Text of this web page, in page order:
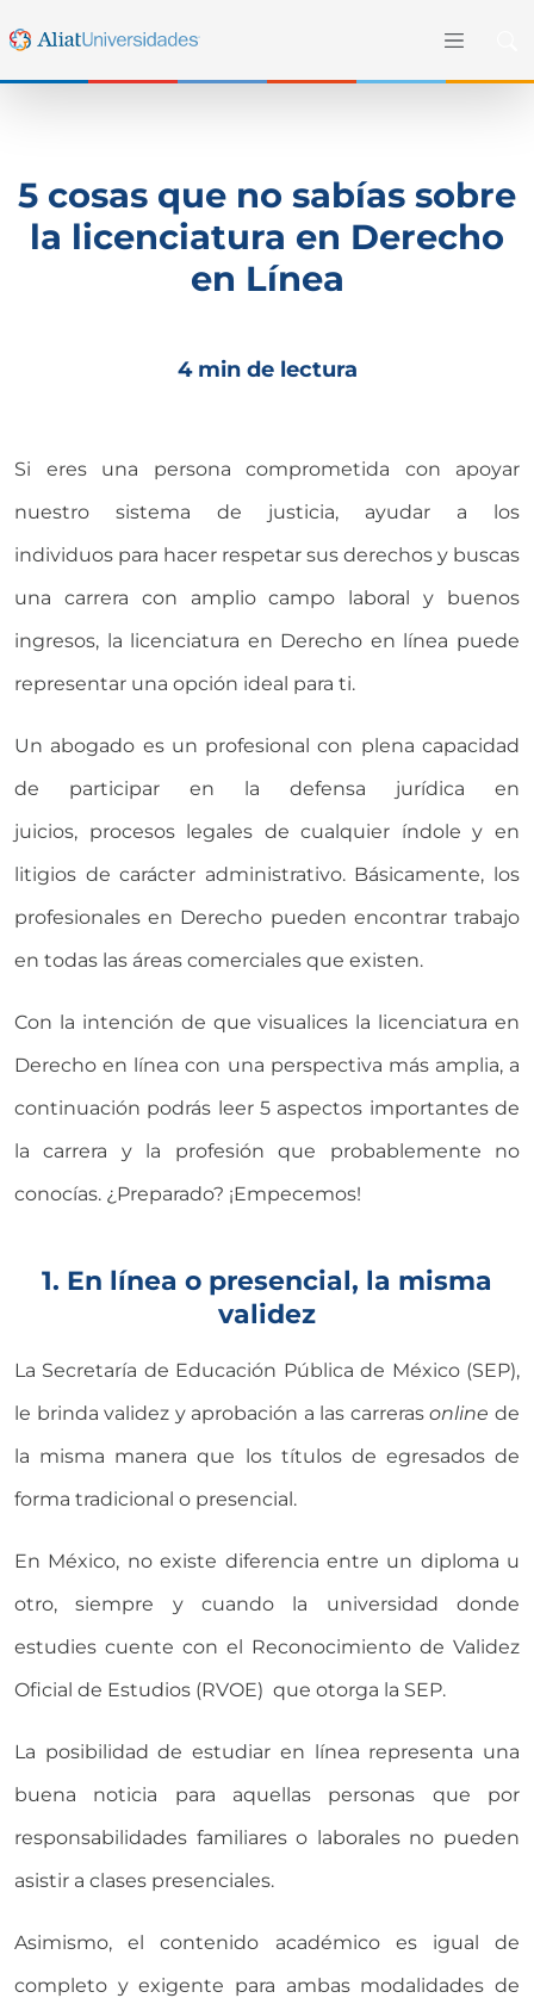
5 cosas que no sabías sobre
la licenciatura en Derecho
en Línea
4 min de lectura
Si eres una persona comprometida con apoyar
nuestro sistema de justicia, ayudar a los
individuos para hacer respetar sus derechos y buscas
una carrera con amplio campo laboral y buenos
ingresos, la licenciatura en Derecho en línea puede
representar una opción ideal para ti.
Un abogado es un profesional con plena capacidad
de participar en la defensa jurídica en
juicios, procesos legales de cualquier índole y en
litigios de carácter administrativo. Básicamente, los
profesionales en Derecho pueden encontrar trabajo
en todas las áreas comerciales que existen.
Con la intención de que visualices la licenciatura en
Derecho en línea con una perspectiva más amplia, a
continuación podrás leer 5 aspectos importantes de
la carrera y la profesión que probablemente no
conocías. ¿Preparado? ¡Empecemos!
1. En línea o presencial, la misma
validez
La Secretaría de Educación Pública de México (SEP),
le brinda validez y aprobación a las carrerasonlinede
la misma manera que los títulos de egresados de
forma tradicional o presencial.
En México, no existe diferencia entre un diploma u
otro, siempre y cuando la universidad donde
estudies cuente con el Reconocimiento de Validez
Oficial de Estudios (RVOE) que otorga la SEP.
La posibilidad de estudiar en línea representa una
buena noticia para aquellas personas que por
responsabilidades familiares o laborales no pueden
asistir a clases presenciales.
Asimismo, el contenido académico es igual de
completo y exigente para ambas modalidades de